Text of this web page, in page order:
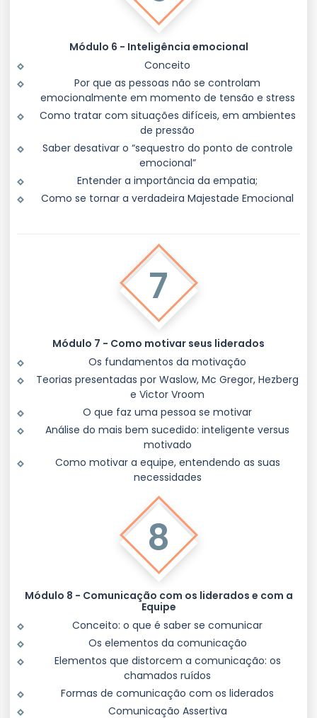
Módulo 6 - Inteligência emocional
Conceito
Por que as pessoas não se controlam
emocionalmente em momento de tensão e stress
Como tratar com situações difíceis, em ambientes
de pressão
Saber desativar o “sequestro do ponto de controle
emocional”
Entender a importância da empatia;
Como se tornar a verdadeira Majestade Emocional
7
Módulo 7 - Como motivar seus liderados
Os fundamentos da motivação
Teorias presentadas por Waslow, Mc Gregor, Hezberg
e Victor Vroom
O que faz uma pessoa se motivar
Análise do mais bem sucedido: inteligente versus
motivado
Como motivar a equipe, entendendo as suas
necessidades
8
Módulo 8 - Comunicação com os liderados e com a
Equipe
Conceito: o que é saber se comunicar
Os elementos da comunicação
Elementos que distorcem a comunicação: os
chamados ruídos
Formas de comunicação com os liderados
Comunicação Assertiva